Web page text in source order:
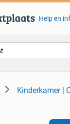
Help en
Kinderkamer |